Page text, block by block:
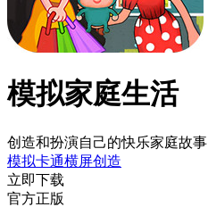
模拟家庭生活
创造和扮演自己的快乐家庭故事
模拟卡通横屏创造
立即下载
官方正版